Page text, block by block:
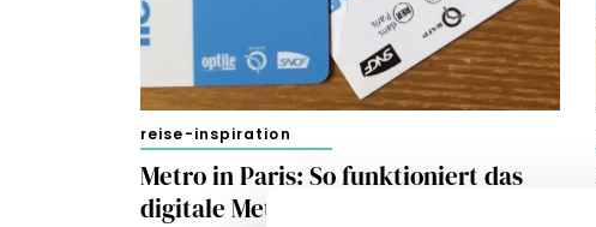
reise-inspiration
Metro in Paris: So funktioniert das
digitale Metroticket